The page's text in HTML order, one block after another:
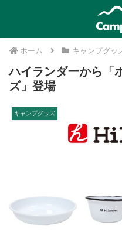
ホーム キャンプグッ
ハイランダーから「
ズ」登場
キャンプグッズ